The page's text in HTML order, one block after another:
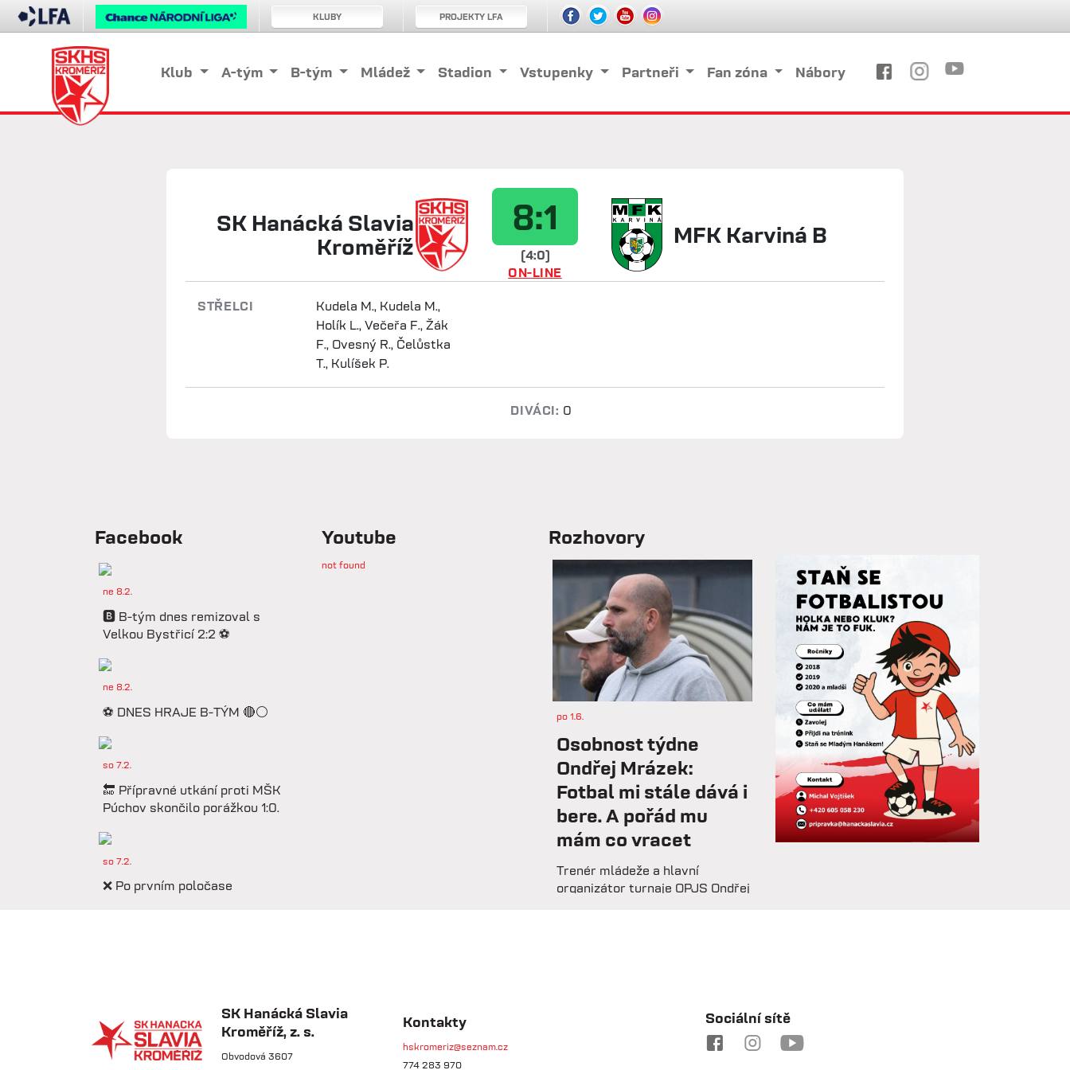
Klub A-tým B-tým Mládež Stadion Vstupenky Partneři Fan zóna Nábory
SK Hanácká Slavia
Kroměříž
8:1
(4:0)
ON-LINE
MFK Karviná B
STŘELCI
Kudela M., Kudela M.,
Holík L., Večeřa F., Žák
F., Ovesný R., Čelůstka
T., Kulíšek P.
DIVÁCI: 0
Facebook
ne 8.2.
🅱️ B-tým dnes remizoval s
Velkou Bystřicí 2:2 ⚽️
ne 8.2.
⚽️ DNES HRAJE B-TÝM 🔴⚪️
so 7.2.
🔚 Přípravné utkání proti MŠK
Púchov skončilo porážkou 1:0.
so 7.2.
❌ Po prvním poločase
so 7.2.
Youtube
not found
Rozhovory
po 1.6.
Osobnost týdne
Ondřej Mrázek:
Fotbal mi stále dává i
bere. A pořád mu
mám co vracet
Trenér mládeže a hlavní
organizátor turnaje OPJS Ondřej
mládežnické turnaje pro rozvoj
SK Hanácká Slavia
Kroměříž, z. s.
Obvodová 3607
Kontakty
hskromeriz@seznam.cz
774 283 970
Sociální sítě
KLUBY PROJEKTY LFA